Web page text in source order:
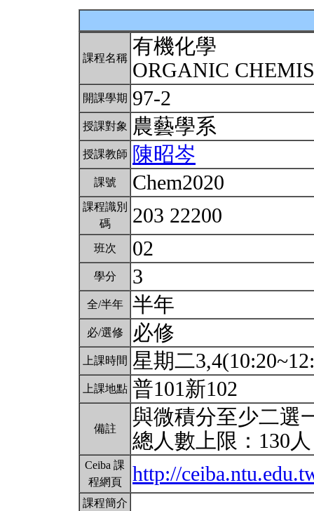
課程名稱 有機化學
ORGANIC
開課學期 97-2
授課對象 農藝學系
授課教師 陳昭岑
課號 Chem2020
課程識別
碼
203 22200
班次 02
學分 3
全/半年 半年
必/選修 必修
上課時間 星期二
上課地點 普101新102
備註
與微積分至少二選
總人數上限：130
Ceiba 課
程網頁
http://
課程簡介